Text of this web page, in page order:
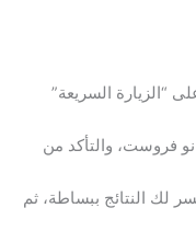
“الزيارة السريعة”
فروست، والتأكد من
لك النتائج ببساطة، ثم